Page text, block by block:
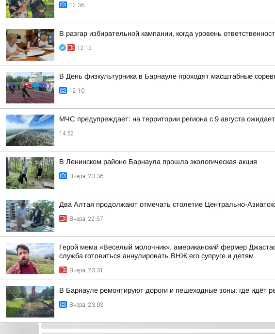
12:36
В разгар избирательной кампании, когда уровень
12:12
В День физкультурника в Барнауле проходят масштабные
12:10
МЧС предупреждает: на территории региона с 9 августа
14:52
В Ленинском районе Барнаула прошла экологическая акция
Вчера, 23:36
Два Алтая продолжают отмечать столетие Центрально-
Вчера, 22:57
Герой мема «Веселый молочник», американский фермер
служба готовиться аннулировать ВНЖ его супруге и детям
Вчера, 23:31
В Барнауле ремонтируют дороги и пешеходные зоны: где идёт
Вчера, 23:03